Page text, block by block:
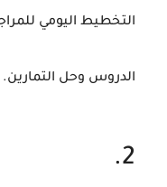
التخطيط اليومي
الدروس وحل التمارين.